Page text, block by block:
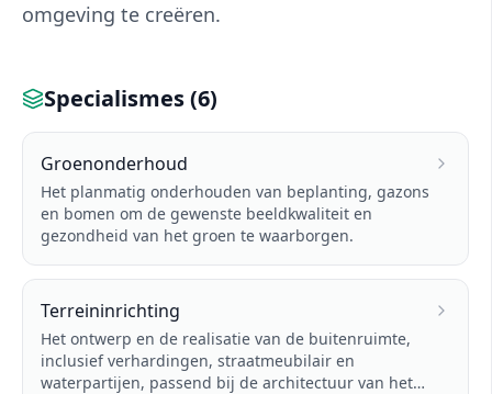
omgeving te creëren.
Specialismes (6)
Groenonderhoud
Het planmatig onderhouden van beplanting, gazons
en bomen om de gewenste beeldkwaliteit en
gezondheid van het groen te waarborgen.
Terreininrichting
Het ontwerp en de realisatie van de buitenruimte,
inclusief verhardingen, straatmeubilair en
waterpartijen, passend bij de architectuur van het